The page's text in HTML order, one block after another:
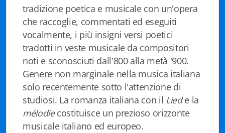
tradizione poetica e musicale con un'opera
che raccoglie, commentati ed eseguiti
vocalmente, i più insigni versi poetici
tradotti in veste musicale da compositori
noti e sconosciuti dall'800 alla metà '900.
Genere non marginale nella musica italiana
solo recentemente sotto l'attenzione di
studiosi. La romanza italiana con il Liede la
mélodiecostituisce un prezioso orizzonte
musicale italiano ed europeo.
Testi scolastici
Varia
Fidia edizioni d'arte
Fidia Architettura
Fidia. Artisti
Fidia. Artisti dei laghi. Itinerari europei